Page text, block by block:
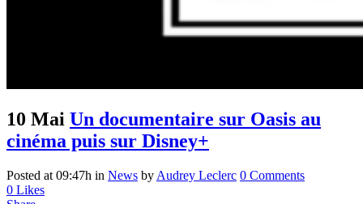
10 Mai Un documentaire sur Oasis au
cinéma puis sur Disney+
Posted at 09:47h in News by Audrey Leclerc 0 Comments
0 Likes